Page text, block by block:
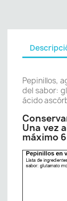
Pepinillos,
del sabor:
ácido
Una vez
máximo